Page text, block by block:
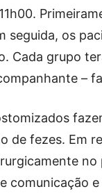
seguida, os
Cada grupo
–
de fezes. Em
no
comunicação